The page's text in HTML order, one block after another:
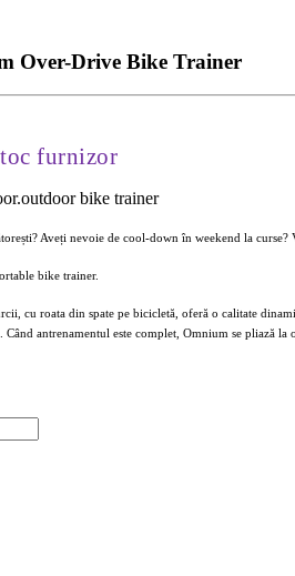
Over-Drive Bike Trainer
furnizor
bike trainer
Aveți nevoie de cool-down în weekend la
bike trainer.
cu roata din spate pe bicicletă, oferă o calitate
antrenamentul este complet, Omnium se pliază